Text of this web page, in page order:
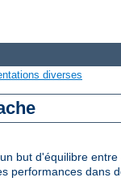
diverses
but d'équilibre
performances dans